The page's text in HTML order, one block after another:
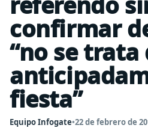
confirmar
“no se trata
fiesta”
Equipo Infogate•22 de febrero de